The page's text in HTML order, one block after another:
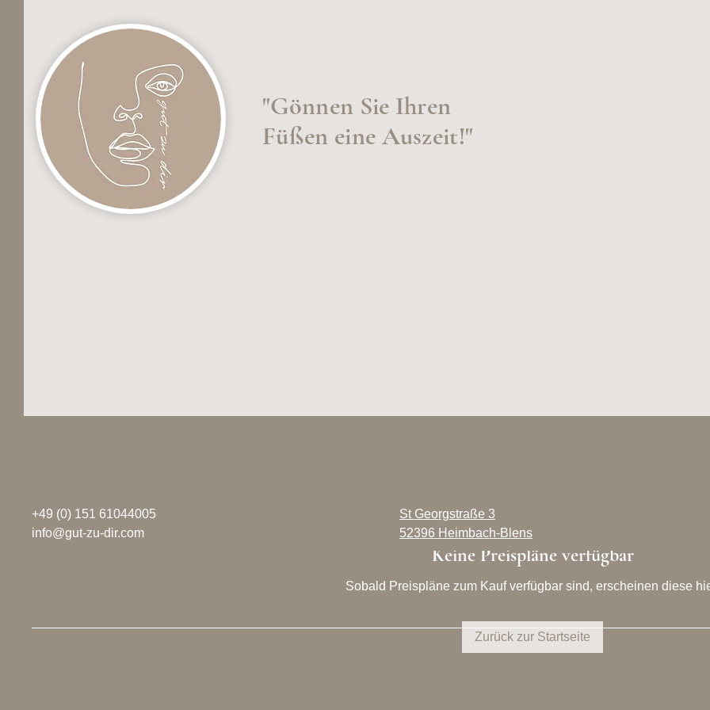
"Gönnen Sie Ihren
Füßen eine Auszeit!"
Keine Preispläne verfügbar
Sobald Preispläne zum Kauf verfügbar sind, erscheinen diese
Zurück zur Startseite
+49 (0) 151 61044005
info@gut-zu-dir.com
St Georgstraße 3
52396 Heimbach-Blens